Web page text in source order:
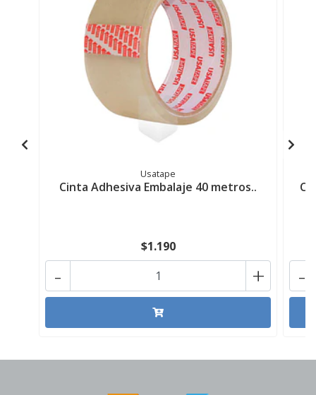
Usatape
Cinta Adhesiva Embalaje 40 metros..
$1.190
+
- -